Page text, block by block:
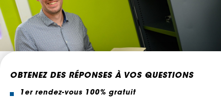
OBTENEZ DES RÉPONSES À VOS QUESTIONS
1er rendez-vous 100% gratuit